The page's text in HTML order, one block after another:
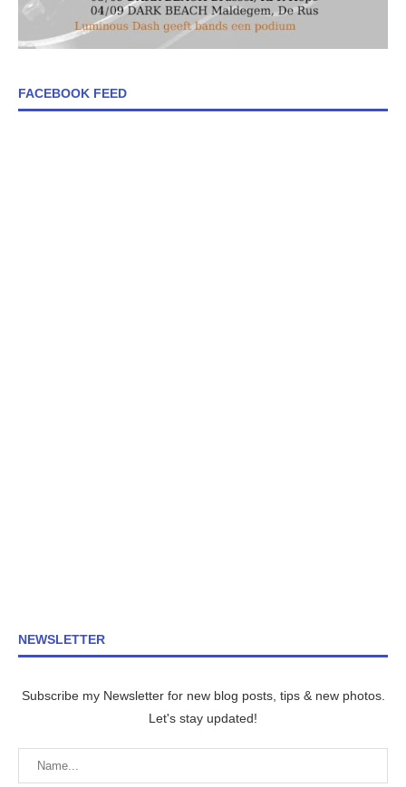
FACEBOOK FEED
NEWSLETTER
Subscribe my Newsletter for new blog posts, tips & new photos.
Let's stay updated!